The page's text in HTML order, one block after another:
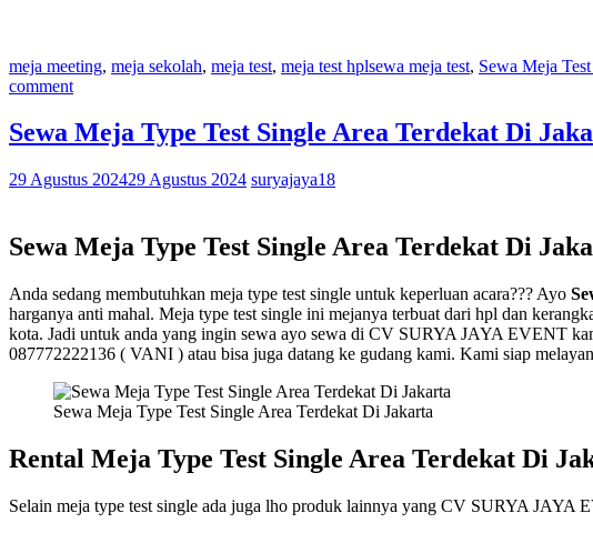
meja meeting, meja sekolah, meja test, meja test hplsewa meja test, Sewa Meja
comment
Sewa Meja Type Test Single Area Terdekat Di
29 Agustus 202429 Agustus 2024 suryajaya18
Sewa Meja Type Test Single Area Terdekat Di
Anda sedang membutuhkan meja type test single untuk keperluan acara??? Ayo
harganya anti mahal. Meja type test single ini mejanya terbuat dari hpl dan
kota. Jadi untuk anda yang ingin sewa ayo sewa di CV SURYA JAYA EVENT
087772222136 ( VANI ) atau bisa juga datang ke gudang kami. Kami siap
Sewa Meja Type Test Single Area Terdekat Di Jakarta
Rental Meja Type Test Single Area Terdekat Di
Selain meja type test single ada juga lho produk lainnya yang CV SURYA JAYA